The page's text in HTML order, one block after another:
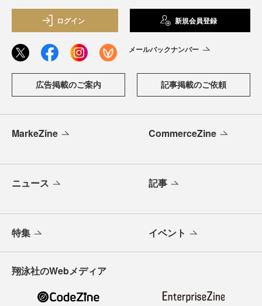
ログイン 新規会員登録
メールバックナンバー
広告掲載のご案内 記事掲載のご依頼
MarkeZine CommerceZine
ニュース 記事
特集 イベント
翔泳社のWebメディア